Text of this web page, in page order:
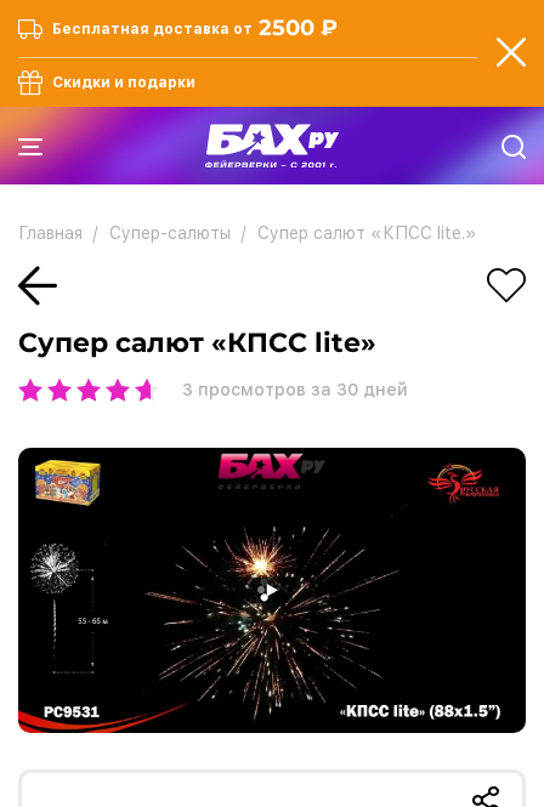
Бесплатная доставка от 2500 ₽
Скидки и подарки
Главная Супер-салюты Супер салют «КПСС lite.»
Супер салют «КПСС lite»
3 просмотров за 30 дней